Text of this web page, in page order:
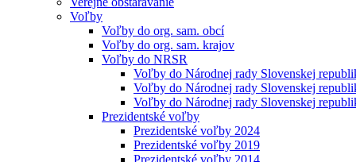
Voľby
Voľby do org. sam. obcí
Voľby do org. sam. krajov
Voľby do NRSR
Voľby do Národnej rady Slovenskej
Voľby do Národnej rady Slovenskej
Voľby do Národnej rady Slovenskej
Prezidentské voľby
Prezidentské voľby 2024
Prezidentské voľby 2019